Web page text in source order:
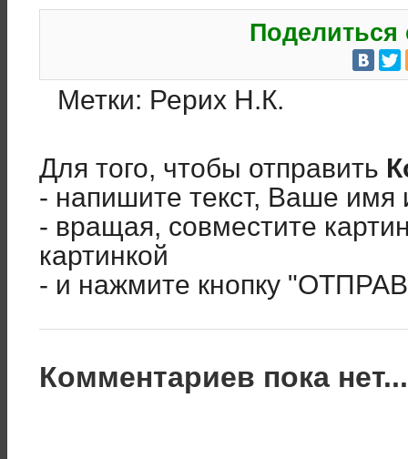
Поделиться
Метки: Рерих Н.К.
Для того, чтобы отправить
- напишите текст, Ваше имя
- вращая, совместите
картинкой
- и нажмите кнопку
Комментариев пока